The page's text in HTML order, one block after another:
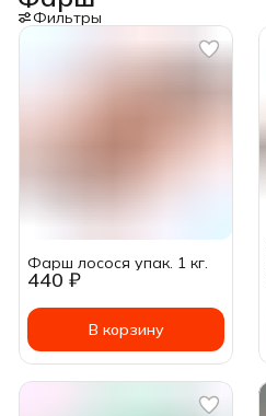
Фильтры
440 ₽
Фарш лосося упак. 1 кг.
В корзину